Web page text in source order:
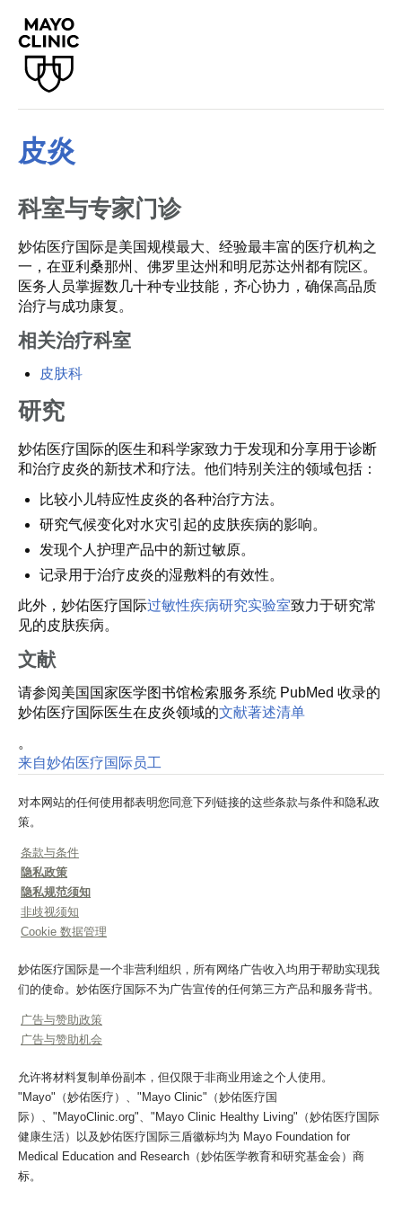
皮炎
科室与专家门诊
妙佑医疗国际是美国规模最大、经验最丰富的医疗机构之
一，在亚利桑那州、佛罗里达州和明尼苏达州都有院区。
医务人员掌握数几十种专业技能，齐心协力，确保高品质
治疗与成功康复。
相关治疗科室
皮肤科
研究
妙佑医疗国际的医生和科学家致力于发现和分享用于诊断
和治疗皮炎的新技术和疗法。他们特别关注的领域包括：
比较小儿特应性皮炎的各种治疗方法。
研究气候变化对水灾引起的皮肤疾病的影响。
发现个人护理产品中的新过敏原。
记录用于治疗皮炎的湿敷料的有效性。
此外，妙佑医疗国际过敏性疾病研究实验室致力于研究常
见的皮肤疾病。
文献
请参阅美国国家医学图书馆检索服务系统 PubMed 收录的
妙佑医疗国际医生在皮炎领域的文献著述清单
。
来自妙佑医疗国际员工
对本网站的任何使用都表明您同意下列链接的这些条款与条件和隐私政
策。
条款与条件
隐私政策
隐私规范须知
非歧视须知
Cookie 数据管理
妙佑医疗国际是一个非营利组织，所有网络广告收入均用于帮助实现我
们的使命。妙佑医疗国际不为广告宣传的任何第三方产品和服务背书。
广告与赞助政策
广告与赞助机会
允许将材料复制单份副本，但仅限于非商业用途之个人使用。
"Mayo"（妙佑医疗）、"Mayo Clinic"（妙佑医疗国
际）、"MayoClinic.org"、"Mayo Clinic Healthy Living"（妙佑医疗国际
健康生活）以及妙佑医疗国际三盾徽标均为 Mayo Foundation for
Medical Education and Research（妙佑医学教育和研究基金会）商
标。